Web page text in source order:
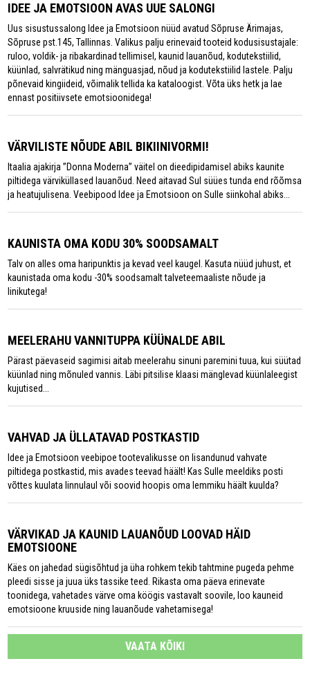
IDEE JA EMOTSIOON AVAS UUE SALONGI
Uus sisustussalong Idee ja Emotsioon nüüd avatud Sõpruse Ärimajas,
Sõpruse pst.145, Tallinnas. Valikus palju erinevaid tooteid kodusisustajale:
ruloo, voldik- ja ribakardinad tellimisel, kaunid lauanõud, kodutekstiilid,
küünlad, salvrätikud ning mänguasjad, nõud ja kodutekstiilid lastele. Palju
põnevaid kingiideid, võimalik tellida ka kataloogist. Võta üks hetk ja lae
ennast positiivsete emotsioonidega!
VÄRVILISTE NÕUDE ABIL BIKIINIVORMI!
Itaalia ajakirja ’’Donna Moderna’’ väitel on dieedipidamisel abiks kaunite
piltidega värviküllased lauanõud. Need aitavad Sul süües tunda end rõõmsa
ja heatujulisena. Veebipood Idee ja Emotsioon on Sulle siinkohal abiks...
KAUNISTA OMA KODU 30% SOODSAMALT
Talv on alles oma haripunktis ja kevad veel kaugel. Kasuta nüüd juhust, et
kaunistada oma kodu -30% soodsamalt talveteemaaliste nõude ja
linikutega!
MEELERAHU VANNITUPPA KÜÜNALDE ABIL
Pärast päevaseid sagimisi aitab meelerahu sinuni paremini tuua, kui süütad
küünlad ning mõnuled vannis. Läbi pitsilise klaasi mänglevad küünlaleegist
kujutised...
VAHVAD JA ÜLLATAVAD POSTKASTID
Idee ja Emotsioon veebipoe tootevalikusse on lisandunud vahvate
piltidega postkastid, mis avades teevad häält! Kas Sulle meeldiks posti
võttes kuulata linnulaul või soovid hoopis oma lemmiku häält kuulda?
VÄRVIKAD JA KAUNID LAUANÕUD LOOVAD HÄID
EMOTSIOONE
Käes on jahedad sügisõhtud ja üha rohkem tekib tahtmine pugeda pehme
pleedi sisse ja juua üks tassike teed. Rikasta oma päeva erinevate
toonidega, vahetades värve oma köögis vastavalt soovile, loo kauneid
emotsioone kruuside ning lauanõude vahetamisega!
VAATA KÕIKI